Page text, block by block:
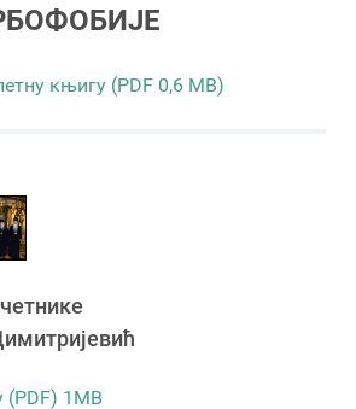
књигу (PDF 0,6 MB)
(PDF) 1MB